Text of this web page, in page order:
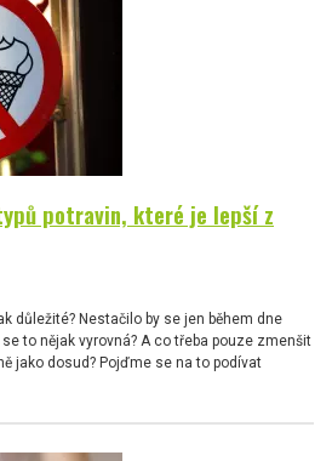
potravin, které je lepší z
důležité? Nestačilo by se jen během dne
to nějak vyrovná? A co třeba pouze zmenšit
jako dosud? Pojďme se na to podívat